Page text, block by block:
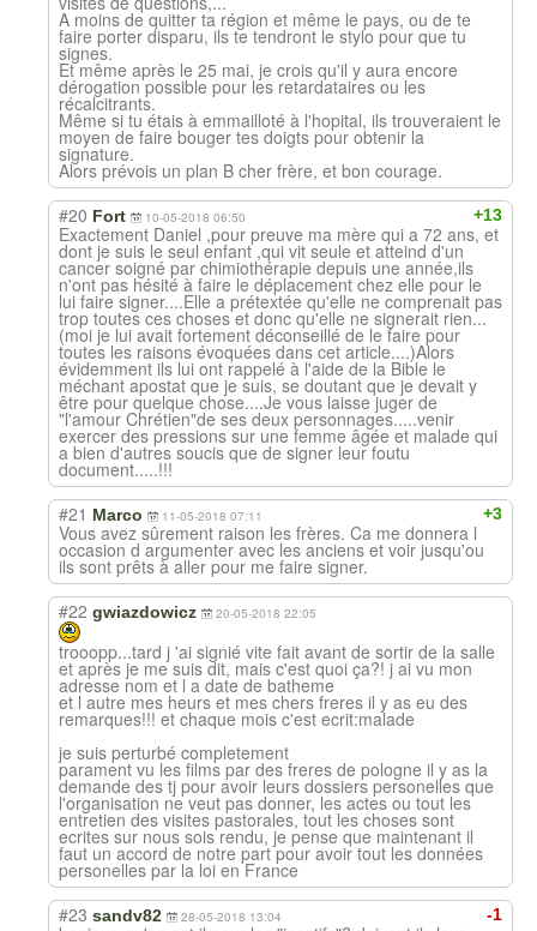
A moins de quitter ta région et même le pays, ou de te
faire porter disparu, ils te tendront le stylo pour que tu
signes.
Et même après le 25 mai, je crois qu'il y aura encore
dérogation possible pour les retardataires ou les
récalcitrants.
Même si tu étais à emmailloté à l'hopital, ils trouveraient le
moyen de faire bouger tes doigts pour obtenir la
signature.
Alors prévois un plan B cher frère, et bon courage.
+13
#20 Fort 10-05-2018 06:50
Exactement Daniel ,pour preuve ma mère qui a 72 ans, et
dont je suis le seul enfant ,qui vit seule et atteind d'un
cancer soigné par chimiothérapie depuis une année,ils
n'ont pas hésité à faire le déplacement chez elle pour le
lui faire signer....Elle a prétextée qu'elle ne comprenait pas
trop toutes ces choses et donc qu'elle ne signerait rien...
(moi je lui avait fortement déconseillé de le faire pour
toutes les raisons évoquées dans cet article....)Alors
évidemment ils lui ont rappelé à l'aide de la Bible le
méchant apostat que je suis, se doutant que je devait y
être pour quelque chose....Je vous laisse juger de
"l'amour Chrétien"de ses deux personnages.....venir
exercer des pressions sur une femme âgée et malade qui
a bien d'autres soucis que de signer leur foutu
document.....!!!
+3
#21 Marco 11-05-2018 07:11
Vous avez sûrement raison les frères. Ca me donnera l
occasion d argumenter avec les anciens et voir jusqu'ou
ils sont prêts à aller pour me faire signer.
#22 gwiazdowicz 20-05-2018 22:05
trooopp...tard j 'ai signié vite fait avant de sortir de la salle
et après je me suis dit, mais c'est quoi ça?! j ai vu mon
adresse nom et l a date de batheme
et l autre mes heurs et mes chers freres il y as eu des
remarques!!! et chaque mois c'est ecrit:malade
je suis perturbé completement
parament vu les films par des freres de pologne il y as la
demande des tj pour avoir leurs dossiers personelles que
l'organisation ne veut pas donner, les actes ou tout les
entretien des visites pastorales, tout les choses sont
ecrites sur nous sois rendu, je pense que maintenant il
faut un accord de notre part pour avoir tout les données
personelles par la loi en France
-1
#23 sandv82 28-05-2018 13:04